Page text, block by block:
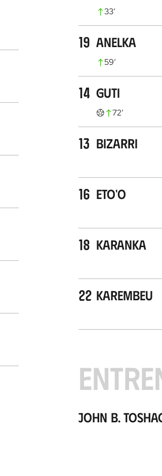
33’
19 Anelka
59’
14 Guti
72’
13 Bizarri
16 Eto'o
18 Karanka
22 Karembeu
John B.